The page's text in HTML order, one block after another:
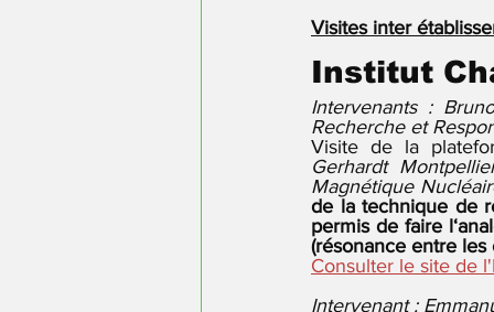
Visites inter
Institut
Intervenants :
Recherche et
Visite de la
Gerhardt
Magnétique
de la technique de
permis de faire
(résonance entre
Consulter le site de
Intervenant :